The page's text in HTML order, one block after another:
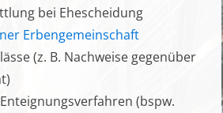
bei Ehescheidung
Erbengemeinschaft
(z. B. Nachweise gegenüber
(bspw.